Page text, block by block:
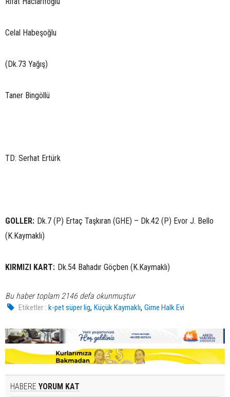
Celal Habeşoğlu
(Dk.73 Yağış)
Taner Bingöllü
TD: Serhat Ertürk
GOLLER: Dk.7 (P) Ertaç Taşkıran (GHE) – Dk.42 (P) Evor J. Bello
(K.Kaymaklı)
KIRMIZI KART: Dk.54 Bahadır Göçben (K.Kaymaklı)
Bu haber toplam 2146 defa okunmuştur
Etiketler : k-pet süper lig,Küçük Kaymaklı,Girne Halk Evi
HABERE YORUM KAT